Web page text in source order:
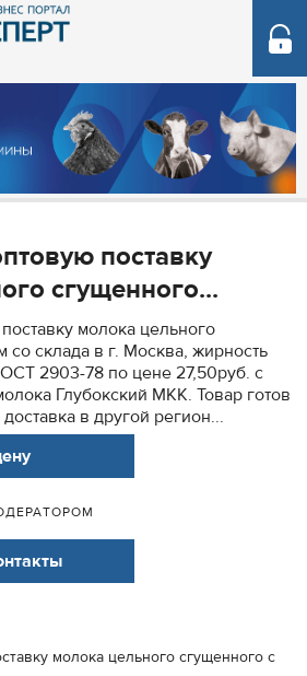
поставку
сгущенного...
молока цельного
со склада в г. Москва, жирность
2903-78 по цене 27,50руб. с
Глубокский МКК. Товар готов
в другой регион...
молока цельного сгущенного с